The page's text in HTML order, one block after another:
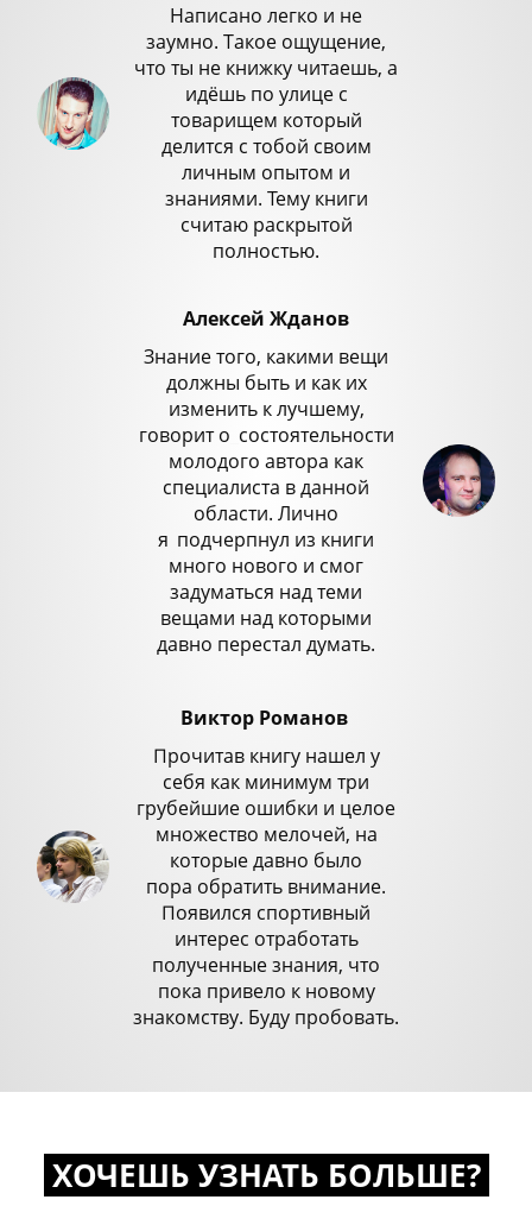
Написано легко и не
заумно. Такое ощущение,
что ты не книжку читаешь, а
идёшь по улице с
товарищем который
делится с тобой своим
личным опытом и
знаниями. Тему книги
считаю раскрытой
полностью.
Алексей Жданов
Знание того, какими вещи
должны быть и как их
изменить к лучшему,
говорит о состоятельности
молодого автора как
специалиста в данной
области. Лично
я подчерпнул из книги
много нового и смог
задуматься над теми
вещами над которыми
давно перестал думать.
Виктор Романов
Прочитав книгу нашел у
себя как минимум три
грубейшие ошибки и целое
множество мелочей, на
которые давно было
пора обратить внимание.
Появился спортивный
интерес отработать
полученные знания, что
пока привело к новому
знакомству. Буду пробовать.
ХОЧЕШЬ УЗНАТЬ БОЛЬШЕ?